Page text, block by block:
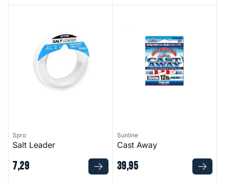
Spro
Salt Leader
7,29
Sunline
Cast Away
39,95